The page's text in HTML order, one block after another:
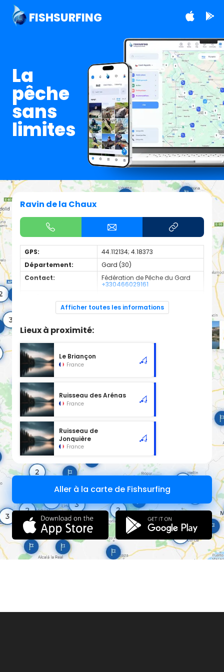
FISHSURFING
La
pêche
sans
limites
Ravin de la Chaux
GPS:
44.112134; 4.18373
Département:
Gard (30)
Contact:
Fédération de Pêche du Gard
+330466029161
poissons:
blanc
Cours d'eau d'une longueur de 1.63 km classé en 2ème
Afficher toutes les informations
Lieux à proximité:
Le Briançon
France
Ruisseau des Arénas
France
Ruisseau de
Jonquière
France
Aller à la carte de Fishsurfing